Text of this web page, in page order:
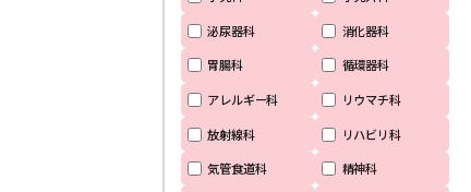
泌尿器科
消化器科
胃腸科
循環器科
アレルギー科
リウマチ科
放射線科
リハビリ科
気管食道科
精神科